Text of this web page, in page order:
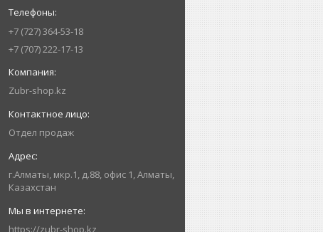
+7 (727) 364-53-18
+7 (707) 222-17-13
Zubr-shop.kz
Отдел продаж
г.Алматы, мкр.1, д.88, офис 1, Алматы,
Казахстан
https://zubr-shop.kz